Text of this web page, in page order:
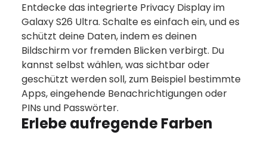
Entdecke das integrierte Privacy Display im
Galaxy S26 Ultra. Schalte es einfach ein, und es
schützt deine Daten, indem es deinen
Bildschirm vor fremden Blicken verbirgt. Du
kannst selbst wählen, was sichtbar oder
geschützt werden soll, zum Beispiel bestimmte
Apps, eingehende Benachrichtigungen oder
PINs und Passwörter.
Erlebe aufregende Farben